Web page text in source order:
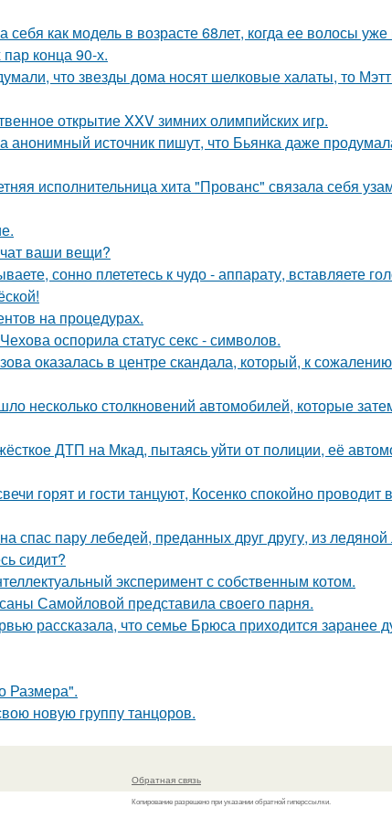
себя как модель в возрасте 68лет, когда ее волосы
конца 90-х.
что звезды дома носят шелковые халаты, то
открытие XXV зимних олимпийских игр.
источник пишут, что Бьянка даже
исполнительница хита "Прованс" связала себя
ваши вещи?
сонно плететесь к чудо - аппарату, вставляете
на процедурах.
оспорила статус секс - символов.
оказалась в центре скандала, который, к
несколько столкновений автомобилей, которые
ДТП на Мкад, пытаясь уйти от полиции, её
горят и гости танцуют, Косенко спокойно проводит
спас пару лебедей, преданных друг другу, из
сидит?
эксперимент с собственным котом.
Самойловой представила своего парня.
рассказала, что семье Брюса приходится заранее
Размера".
новую группу танцоров.
Обратная связь
Копирование разрешено при указании обратной гиперссылки.